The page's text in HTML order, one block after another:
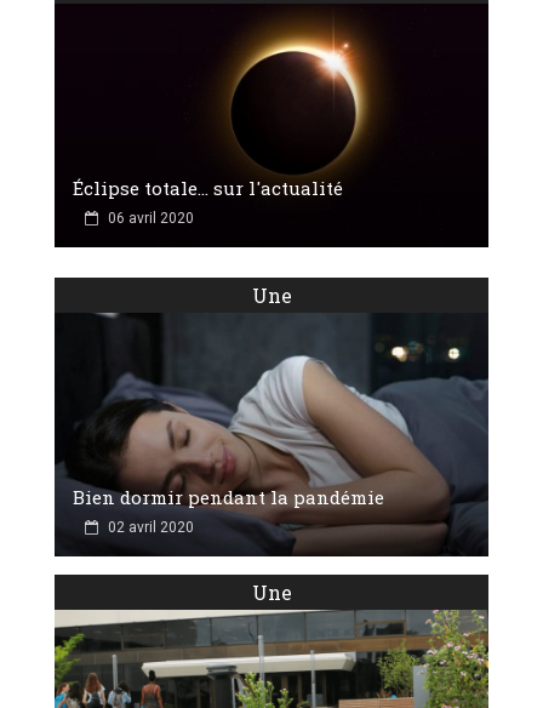
Éclipse totale... sur l'actualité
06 avril 2020
Une
Bien dormir pendant la pandémie
02 avril 2020
Une